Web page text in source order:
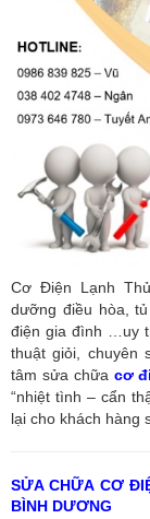
Cơ Điện Lạnh
dưỡng điều hòa,
điện gia đình …uy
thuật giỏi, chuyên
tâm sửa chữa cơ
“nhiệt tình – cẩn
lại cho khách hàng
SỬA CHỮA CƠ
BÌNH DƯƠNG